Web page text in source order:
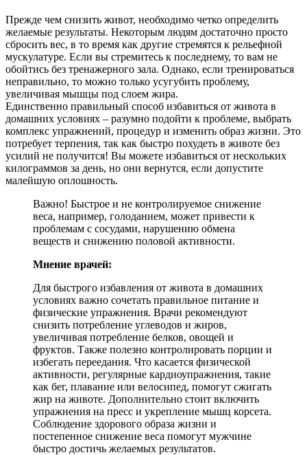
Прежде чем снизить живот, необходимо четко определить
желаемые результаты. Некоторым людям достаточно просто
сбросить вес, в то время как другие стремятся к рельефной
мускулатуре. Если вы стремитесь к последнему, то вам не
обойтись без тренажерного зала. Однако, если тренироваться
неправильно, то можно только усугубить проблему,
увеличивая мышцы под слоем жира.
Единственно правильный способ избавиться от живота в
домашних условиях – разумно подойти к проблеме, выбрать
комплекс упражнений, процедур и изменить образ жизни. Это
потребует терпения, так как быстро похудеть в животе без
усилий не получится! Вы можете избавиться от нескольких
килограммов за день, но они вернутся, если допустите
малейшую оплошность.
Важно! Быстрое и не контролируемое снижение
веса, например, голоданием, может привести к
проблемам с сосудами, нарушению обмена
веществ и снижению половой активности.
Мнение врачей:
Для быстрого избавления от живота в домашних
условиях важно сочетать правильное питание и
физические упражнения. Врачи рекомендуют
снизить потребление углеводов и жиров,
увеличивая потребление белков, овощей и
фруктов. Также полезно контролировать порции и
избегать переедания. Что касается физической
активности, регулярные кардиоупражнения, такие
как бег, плавание или велосипед, помогут сжигать
жир на животе. Дополнительно стоит включить
упражнения на пресс и укрепление мышц корсета.
Соблюдение здорового образа жизни и
постепенное снижение веса помогут мужчине
быстро достичь желаемых результатов.